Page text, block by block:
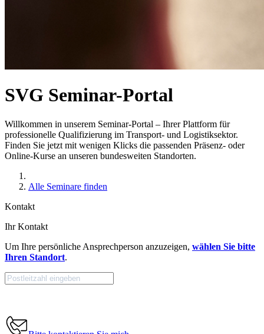
SVG Seminar-Portal
Willkommen in unserem Seminar-Portal – Ihrer Plattform für
professionelle Qualifizierung im Transport- und Logistiksektor.
Finden Sie jetzt mit wenigen Klicks die passenden Präsenz- oder
Online-Kurse an unseren bundesweiten Standorten.
Alle Seminare finden
Kontakt
Ihr Kontakt
Um Ihre persönliche Ansprechperson anzuzeigen, wählen Sie bitte
Ihren Standort.